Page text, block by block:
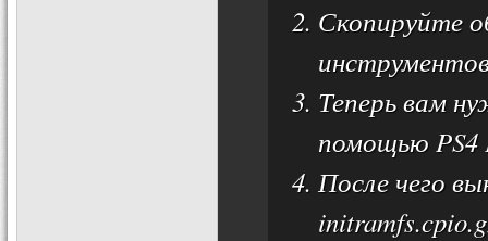
Скопируйте
Теперь вам
помощью PS4
После чего